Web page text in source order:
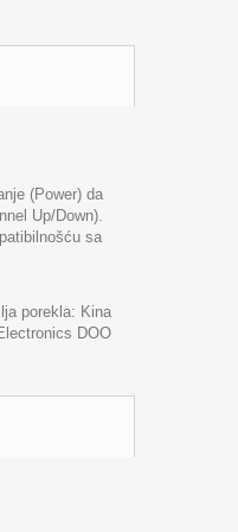
(Power) da
Up/Down).
sa
porekla: Kina
DOO